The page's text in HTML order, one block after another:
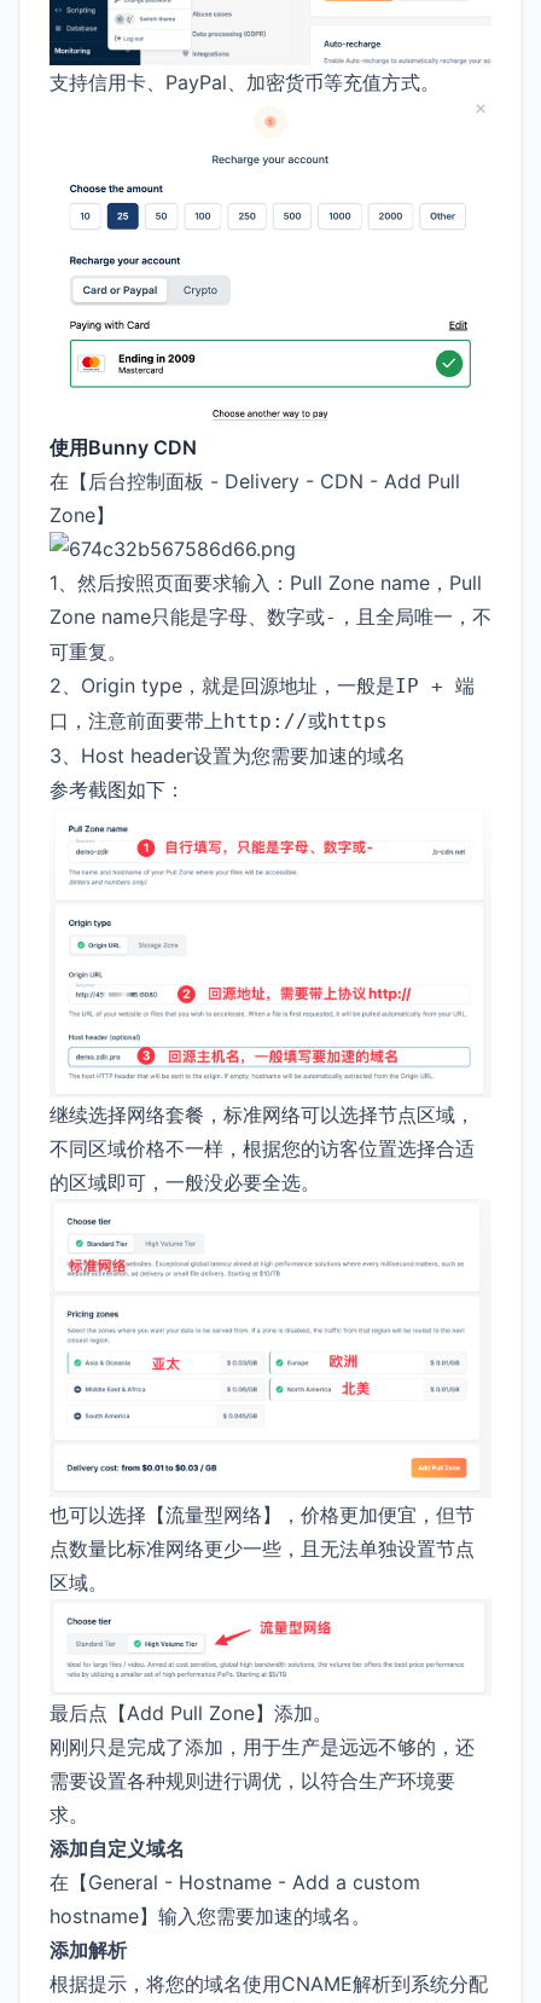
支持信用卡、PayPal、加密货币等充值方式。
使用Bunny CDN
在【后台控制面板 - Delivery - CDN - Add Pull
Zone】
1、然后按照页面要求输入：Pull Zone name，Pull
Zone name只能是字母、数字或- ，且全局唯一，不
可重复。
2、Origin type，就是回源地址，一般是IP + 端
口 ，注意前面要带上http://或https
3、Host header设置为您需要加速的域名
参考截图如下：
继续选择网络套餐，标准网络可以选择节点区域，
不同区域价格不一样，根据您的访客位置选择合适
的区域即可，一般没必要全选。
也可以选择【流量型网络】，价格更加便宜，但节
点数量比标准网络更少一些，且无法单独设置节点
区域。
最后点【Add Pull Zone】添加。
刚刚只是完成了添加，用于生产是远远不够的，还
需要设置各种规则进行调优，以符合生产环境要
求。
添加自定义域名
在【General - Hostname - Add a custom
hostname】输入您需要加速的域名。
添加解析
根据提示，将您的域名使用CNAME解析到系统分配